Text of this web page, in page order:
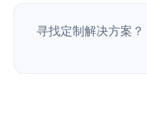
寻找定制解决方案？